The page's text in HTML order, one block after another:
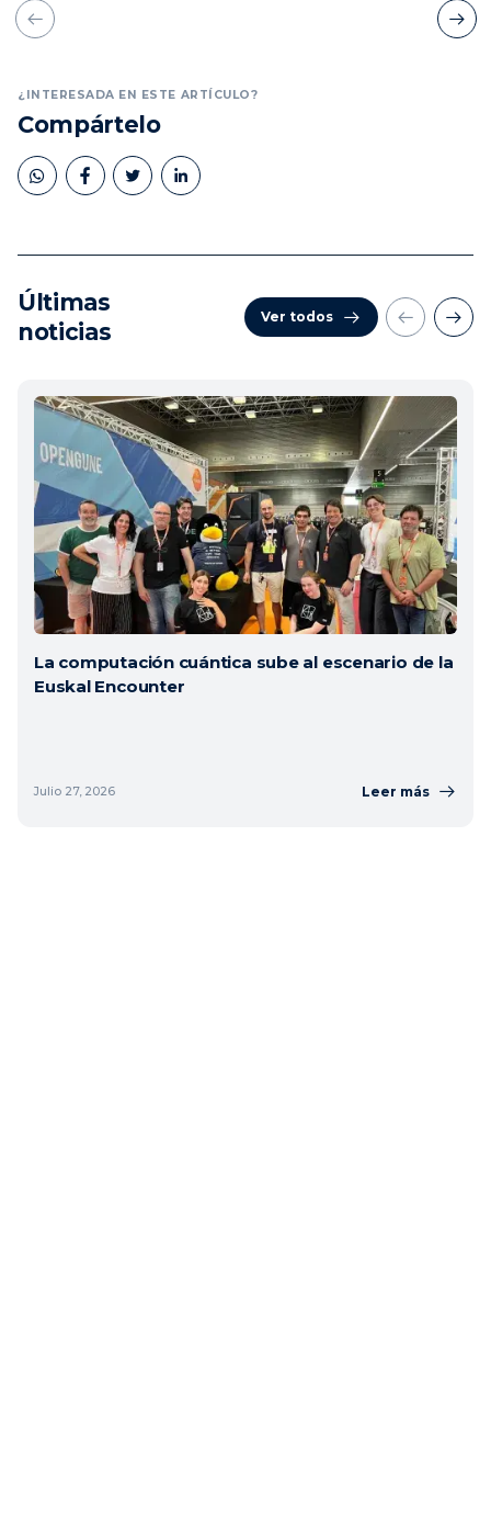
¿INTERESADA EN ESTE ARTÍCULO?
Compártelo
Últimas
noticias
Ver todos
La computación cuántica sube al escenario de la
Euskal Encounter
Julio 27, 2026 Leer más